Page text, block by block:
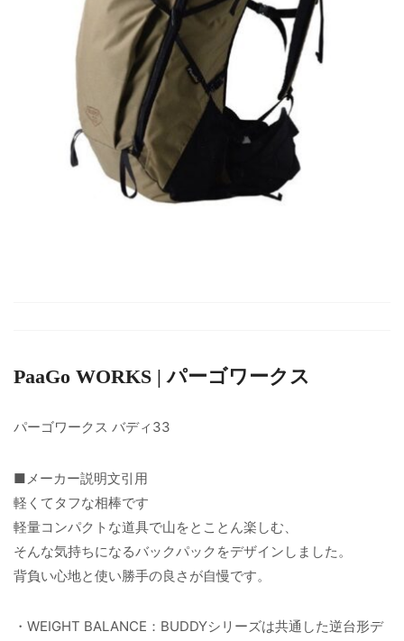
PaaGo WORKS | パーゴワークス
パーゴワークス バディ33
■メーカー説明文引用
軽くてタフな相棒です
軽量コンパクトな道具で山をとことん楽しむ、
そんな気持ちになるバックパックをデザインしました。
背負い心地と使い勝手の良さが自慢です。
・WEIGHT BALANCE：BUDDYシリーズは共通した逆台形デ